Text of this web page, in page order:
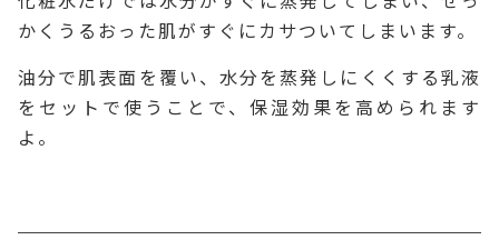
かくうるおった肌がすぐにカサついてしまいます。
油分で肌表面を覆い、水分を蒸発しにくくする乳液
をセットで使うことで、保湿効果を高められます
よ。